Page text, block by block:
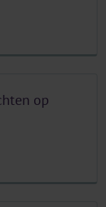
op